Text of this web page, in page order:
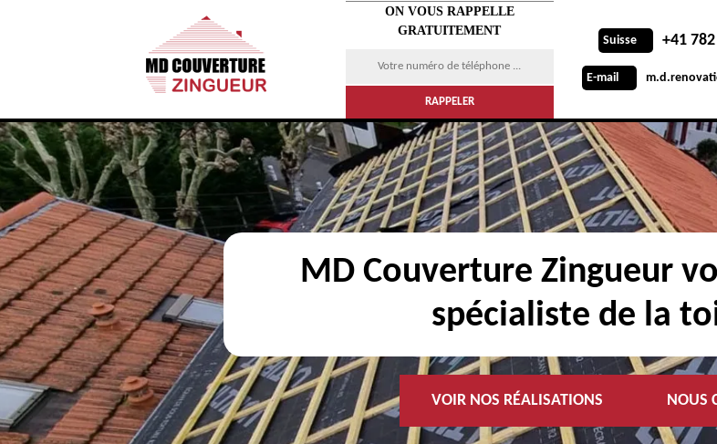
ON VOUS RAPPELLE
GRATUITEMENT
Suisse +41
E-mail
MD Couverture Zingueur
spécialiste de la
VOIR NOS RÉALISATIONS NOUS